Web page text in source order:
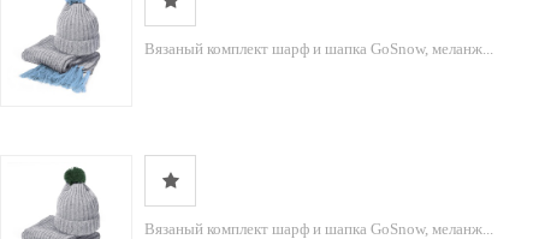
Вязаный комплект шарф и шапка GoSnow, меланж...
Вязаный комплект шарф и шапка GoSnow, меланж...